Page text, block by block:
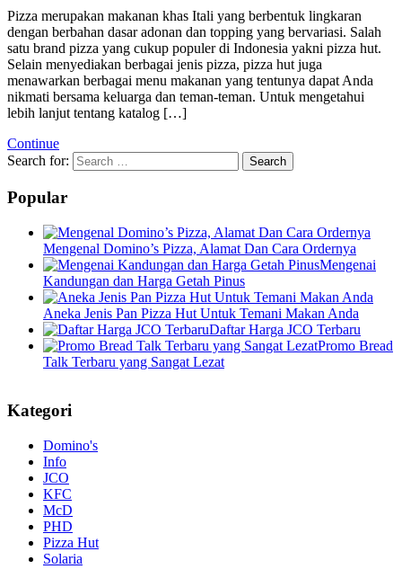
Pizza merupakan makanan khas Itali yang berbentuk lingkaran
dengan berbahan dasar adonan dan topping yang bervariasi. Salah
satu brand pizza yang cukup populer di Indonesia yakni pizza hut.
Selain menyediakan berbagai jenis pizza, pizza hut juga
menawarkan berbagai menu makanan yang tentunya dapat Anda
nikmati bersama keluarga dan teman-teman. Untuk mengetahui
lebih lanjut tentang katalog […]
Continue
Search for:
Popular
Mengenal Domino’s Pizza, Alamat Dan Cara Ordernya
Mengenai
Kandungan dan Harga Getah Pinus
Aneka Jenis Pan Pizza Hut Untuk Temani Makan Anda
Daftar Harga JCO Terbaru
Promo Bread
Talk Terbaru yang Sangat Lezat
Kategori
Domino's
Info
JCO
KFC
McD
PHD
Pizza Hut
Solaria